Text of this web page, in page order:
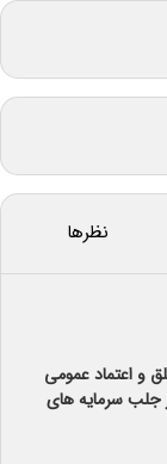
نظرها
و اعتماد عمومی
جلب سرمایه های